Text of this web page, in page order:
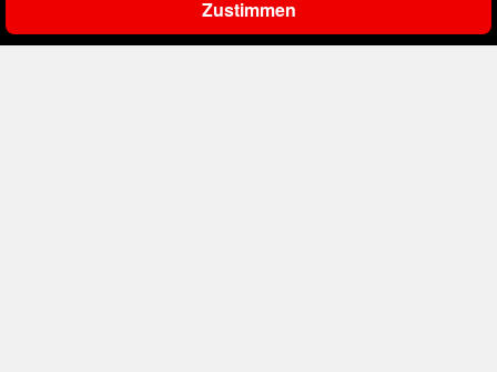
Ergebnisse filtern
Zustimmen